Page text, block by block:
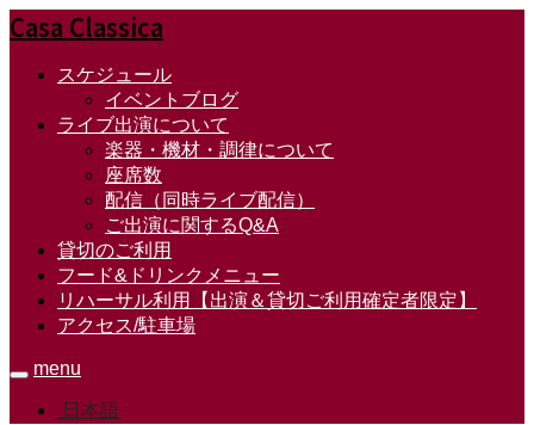
Casa Classica
スケジュール
イベントブログ
ライブ出演について
楽器・機材・調律について
座席数
配信（同時ライブ配信）
ご出演に関するQ&A
貸切のご利用
フード&ドリンクメニュー
リハーサル利用【出演＆貸切ご利用確定者限定】
アクセス/駐車場
menu
日本語